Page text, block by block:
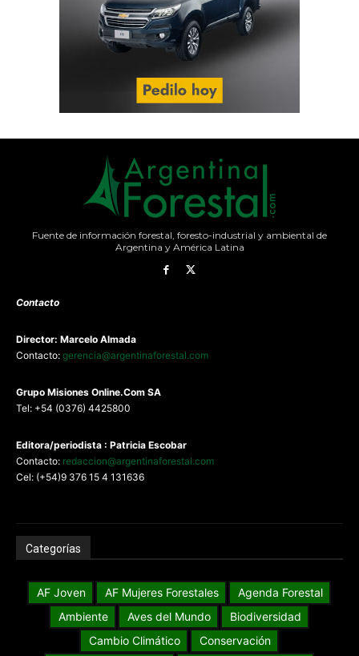
Fuente de información forestal, foresto-industrial y ambiental de
Argentina y América Latina
Contacto
Director: Marcelo Almada
Contacto: gerencia@argentinaforestal.com
Grupo Misiones Online.Com SA
Tel: +54 (0376) 4425800
Editora/periodista : Patricia Escobar
Contacto: redaccion@argentinaforestal.com
Cel: (+54)9 376 15 4 131636
Categorías
AF Joven AF Mujeres Forestales
Agenda Forestal
Ambiente
Aves del Mundo
Biodiversidad
Cambio Climático
Conservación